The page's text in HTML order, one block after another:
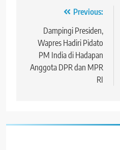
Navigasi Previous:
Dampingi Presiden,
Wapres Hadiri Pidato
PM India di Hadapan
Anggota DPR dan MPR
RI